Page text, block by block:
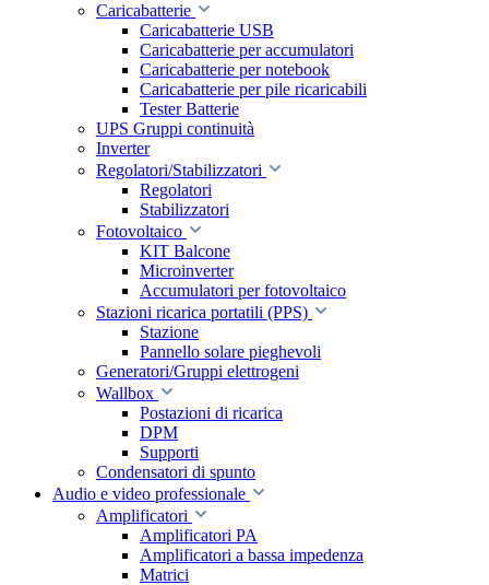
Caricabatterie
Caricabatterie USB
Caricabatterie per accumulatori
Caricabatterie per notebook
Caricabatterie per pile ricaricabili
Tester Batterie
UPS Gruppi continuità
Inverter
Regolatori/Stabilizzatori
Regolatori
Stabilizzatori
Fotovoltaico
KIT Balcone
Microinverter
Accumulatori per fotovoltaico
Stazioni ricarica portatili (PPS)
Stazione
Pannello solare pieghevoli
Generatori/Gruppi elettrogeni
Wallbox
Postazioni di ricarica
DPM
Supporti
Condensatori di spunto
Audio e video professionale
Amplificatori
Amplificatori PA
Amplificatori a bassa impedenza
Matrici